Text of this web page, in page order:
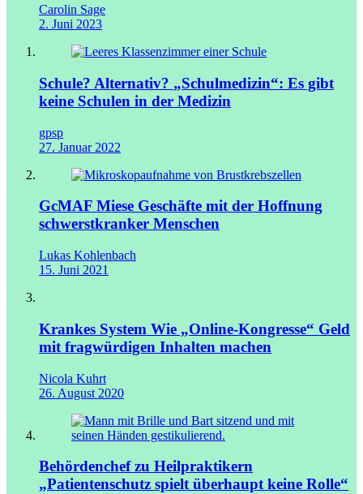
Carolin Sage
2. Juni 2023
Schule? Alternativ? „Schulmedizin“: Es gibt
keine Schulen in der Medizin
gpsp
27. Januar 2022
GcMAF Miese Geschäfte mit der Hoffnung
schwerstkranker Menschen
Lukas Kohlenbach
15. Juni 2021
Krankes System Wie „Online-Kongresse“ Geld
mit fragwürdigen Inhalten machen
Nicola Kuhrt
26. August 2020
Behördenchef zu Heilpraktikern
„Patientenschutz spielt überhaupt keine Rolle“